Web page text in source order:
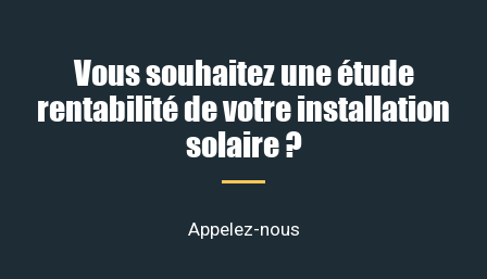
Vous souhaitez une étude
rentabilité de votre installation
solaire ?
Appelez-nous